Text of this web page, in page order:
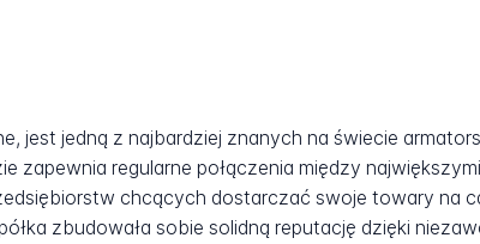
jest jedną z najbardziej znanych na świecie
zapewnia regularne połączenia między
chcących dostarczać swoje towary na
zbudowała sobie solidną reputację dzięki